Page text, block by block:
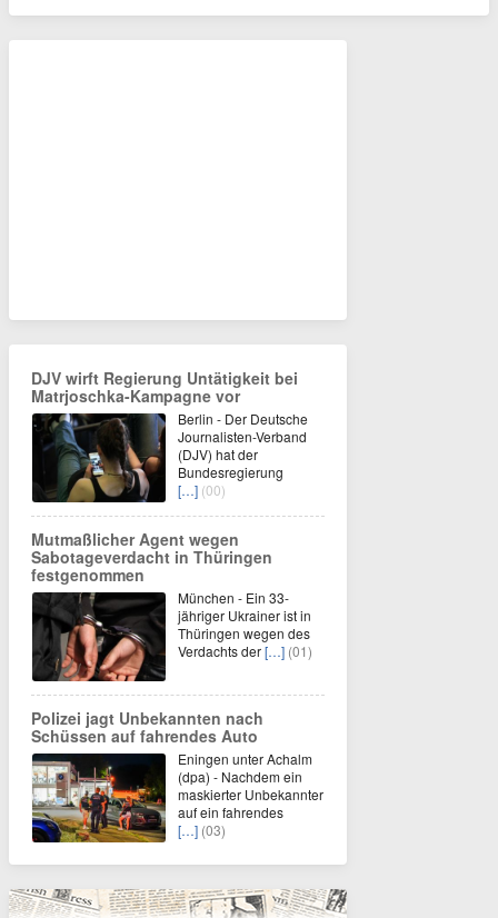
DJV wirft Regierung Untätigkeit bei
Matrjoschka-Kampagne vor
Berlin - Der Deutsche
Journalisten-Verband
(DJV) hat der
Bundesregierung
[…] (00)
Mutmaßlicher Agent wegen
Sabotageverdacht in Thüringen
festgenommen
München - Ein 33-
jähriger Ukrainer ist in
Thüringen wegen des
Verdachts der[…] (01)
Polizei jagt Unbekannten nach
Schüssen auf fahrendes Auto
Eningen unter Achalm
(dpa) - Nachdem ein
maskierter Unbekannter
auf ein fahrendes
[…] (03)